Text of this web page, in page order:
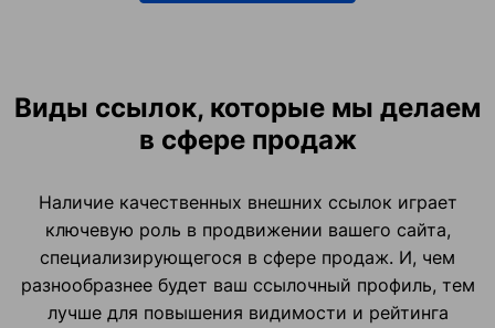
Виды ссылок, которые мы делаем
в сфере продаж
Наличие качественных внешних ссылок играет
ключевую роль в продвижении вашего сайта,
специализирующегося в сфере продаж. И, чем
разнообразнее будет ваш ссылочный профиль, тем
лучше для повышения видимости и рейтинга